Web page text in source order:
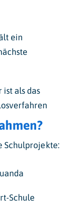
ein
als das
Schulprojekte:
Schule